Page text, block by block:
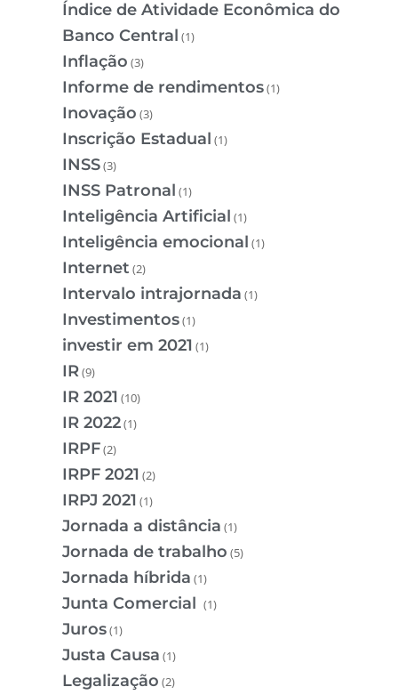
Índice de Atividade Econômica do
Banco Central (1)
Inflação (3)
Informe de rendimentos(1)
Inovação (3)
Inscrição Estadual (1)
INSS(3)
INSS Patronal (1)
Inteligência Artificial (1)
Inteligência emocional (1)
Internet (2)
Intervalo intrajornada (1)
Investimentos(1)
investir em 2021 (1)
IR(9)
IR 2021 (10)
IR 2022(1)
IRPF(2)
IRPF 2021 (2)
IRPJ 2021 (1)
Jornada a distância (1)
Jornada de trabalho (5)
Jornada híbrida (1)
Junta Comercial (1)
Juros(1)
Justa Causa (1)
Legalização (2)